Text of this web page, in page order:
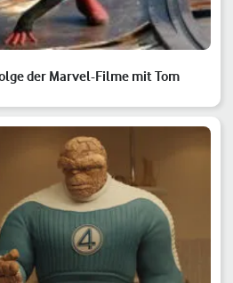
der Marvel-Filme mit Tom